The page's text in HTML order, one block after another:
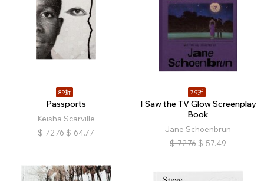
89折
Passports
Keisha Scarville
$ 72.76 $ 64.77
79折
I Saw the TV Glow Screenplay
Book
Jane Schoenbrun
$ 72.76 $ 57.49